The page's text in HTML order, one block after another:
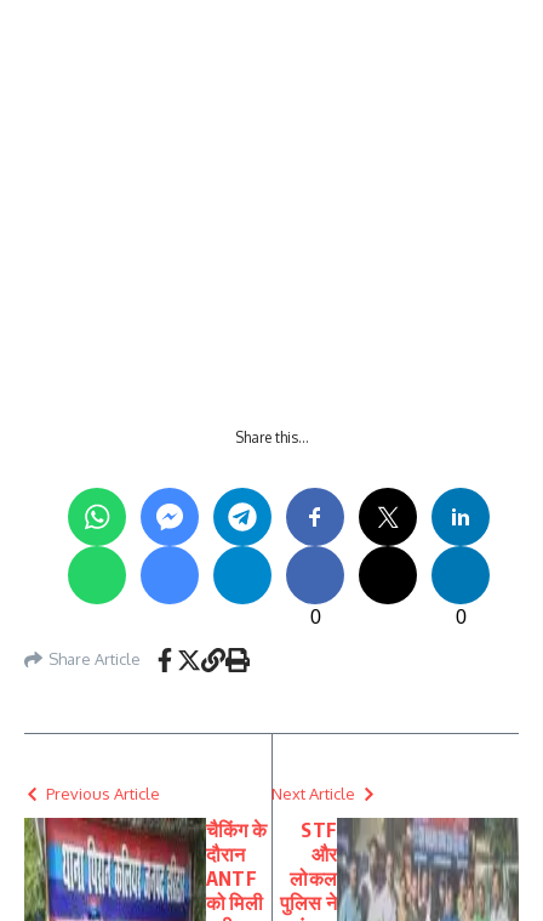
Share this…
0 0
Share Article
Previous Article
चैकिंग के
दौरान
ANTF
को मिली
Next Article
STF
और
लोकल
पुलिस ने